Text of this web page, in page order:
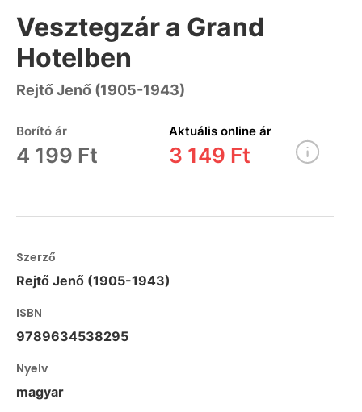
Vesztegzár a Grand
Hotelben
Rejtő Jenő (1905-1943)
Borító ár
4 199 Ft
Aktuális online ár
3 149 Ft
Szerző
Rejtő Jenő (1905-1943)
ISBN
9789634538295
Nyelv
magyar